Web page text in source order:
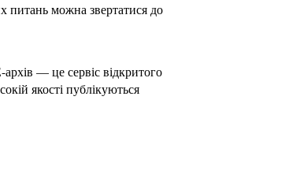
питань можна звертатися до
архів — це сервіс відкритого
якості публікуються